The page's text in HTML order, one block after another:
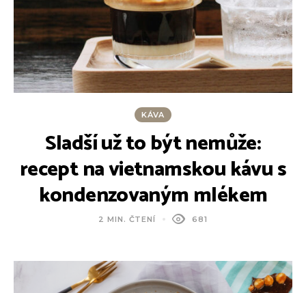
KÁVA
Sladší už to být nemůže:
recept na vietnamskou kávu s
kondenzovaným mlékem
2 MIN. ČTENÍ 681